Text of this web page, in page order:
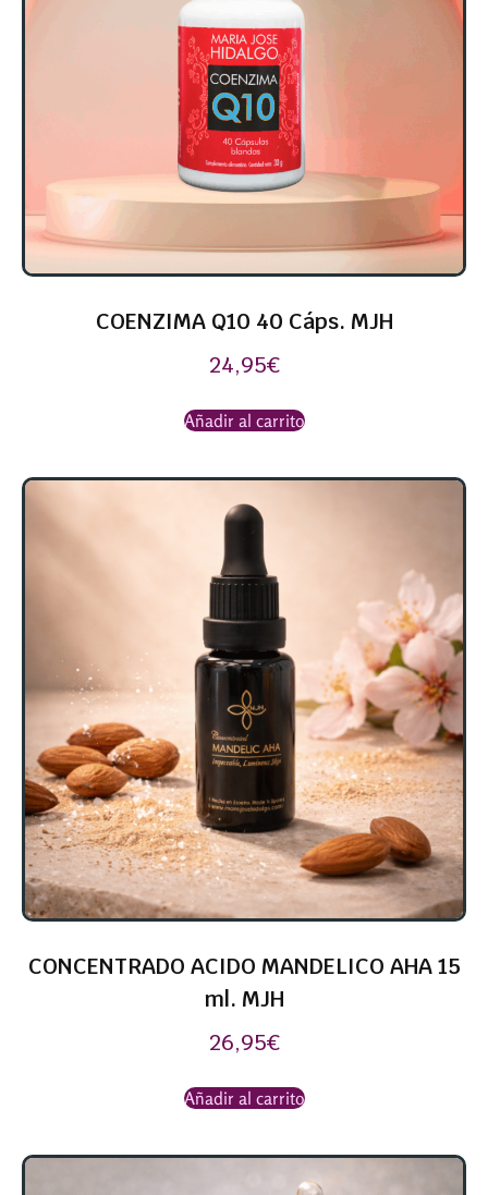
COENZIMA Q10 40 Cáps. MJH
24,95€
Añadir al carrito
CONCENTRADO ACIDO MANDELICO AHA 15
ml. MJH
26,95€
Añadir al carrito